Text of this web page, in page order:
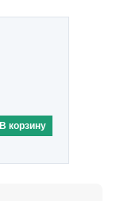
корзину